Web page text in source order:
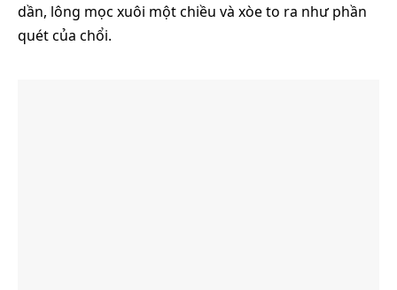
dần, lông mọc xuôi một chiều và xòe to ra như phần
quét của chổi.